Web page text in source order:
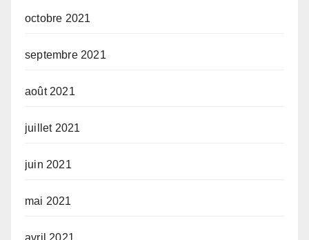
octobre 2021
septembre 2021
août 2021
juillet 2021
juin 2021
mai 2021